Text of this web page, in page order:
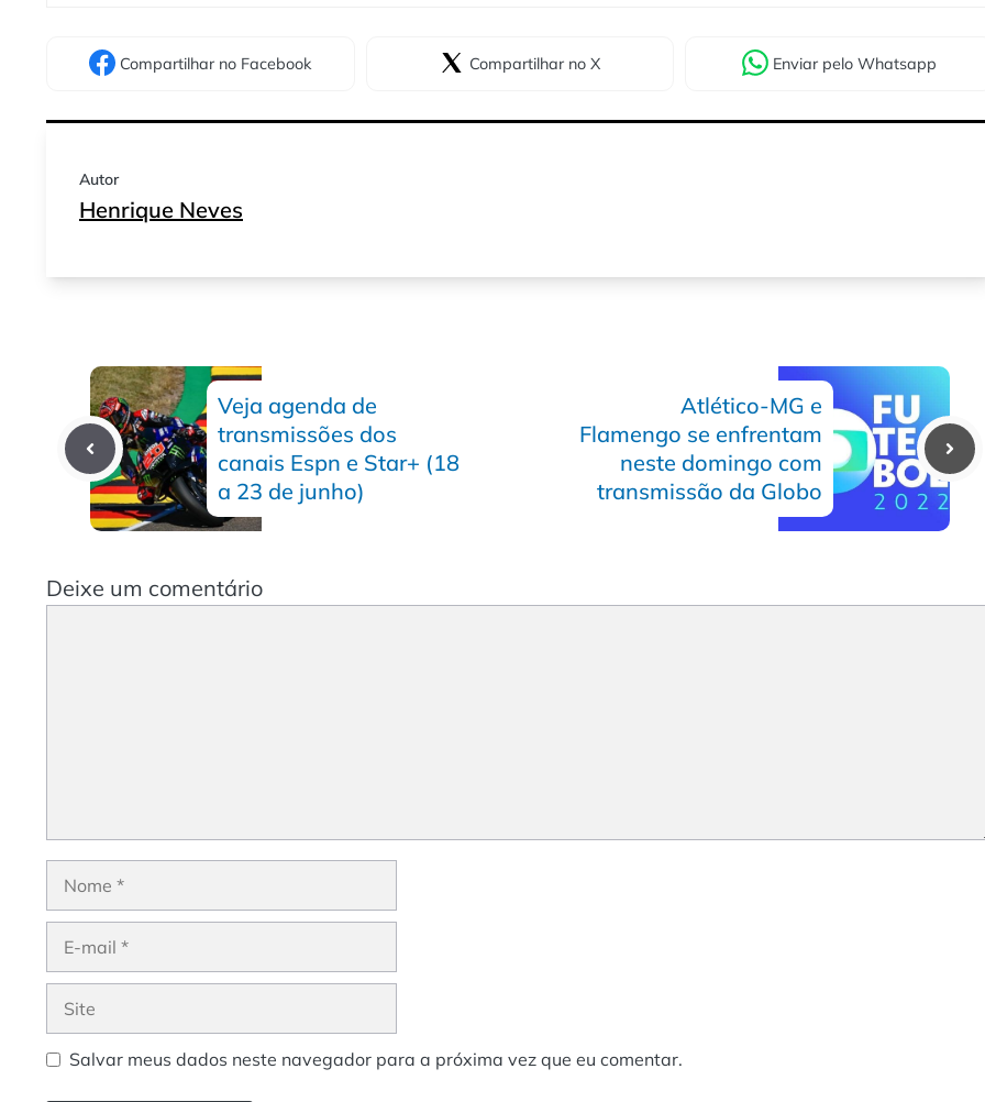
Compartilhar no Facebook Compartilhar no X Enviar pelo Whatsapp
Autor
Henrique Neves
Veja agenda de
transmissões dos
canais Espn e Star+ (18
a 23 de junho)
Atlético-MG e
Flamengo se enfrentam
neste domingo com
transmissão da Globo
Deixe um comentário
Nome
Site
Salvar meus dados neste navegador para a próxima vez que eu comentar.